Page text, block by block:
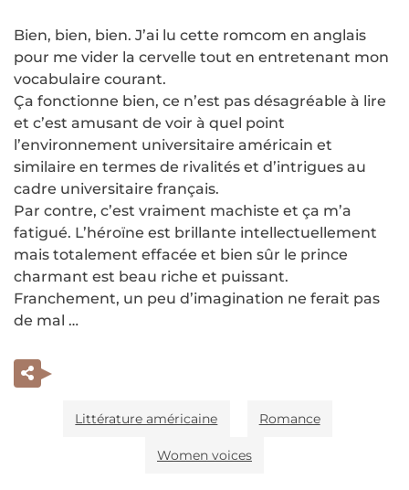
Bien, bien, bien. J’ai lu cette romcom en anglais
pour me vider la cervelle tout en entretenant mon
vocabulaire courant.
Ça fonctionne bien, ce n’est pas désagréable à lire
et c’est amusant de voir à quel point
l’environnement universitaire américain et
similaire en termes de rivalités et d’intrigues au
cadre universitaire français.
Par contre, c’est vraiment machiste et ça m’a
fatigué. L’héroïne est brillante intellectuellement
mais totalement effacée et bien sûr le prince
charmant est beau riche et puissant.
Franchement, un peu d’imagination ne ferait pas
de mal …
Littérature américaine Romance
Women voices